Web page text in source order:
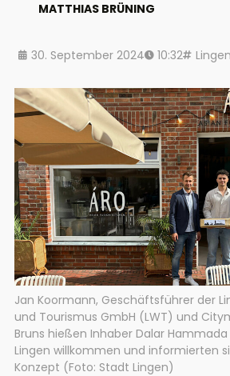
MATTHIAS BRÜNING
30. September 2024 10:32 Lingen
Jan Koormann, Geschäftsführer der
und Tourismus GmbH (LWT) und
Bruns hießen Inhaber Dalar
Lingen willkommen und informierten
Konzept (Foto: Stadt Lingen)